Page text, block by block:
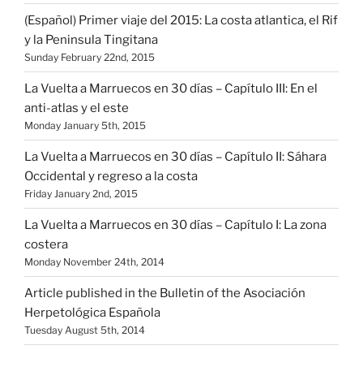
(Español) Primer viaje del 2015: La costa atlantica, el Rif
y la Peninsula Tingitana
Sunday February 22nd, 2015
La Vuelta a Marruecos en 30 días – Capítulo III: En el
anti-atlas y el este
Monday January 5th, 2015
La Vuelta a Marruecos en 30 días – Capítulo II: Sáhara
Occidental y regreso a la costa
Friday January 2nd, 2015
La Vuelta a Marruecos en 30 días – Capítulo I: La zona
costera
Monday November 24th, 2014
Article published in the Bulletin of the Asociación
Herpetológica Española
Tuesday August 5th, 2014